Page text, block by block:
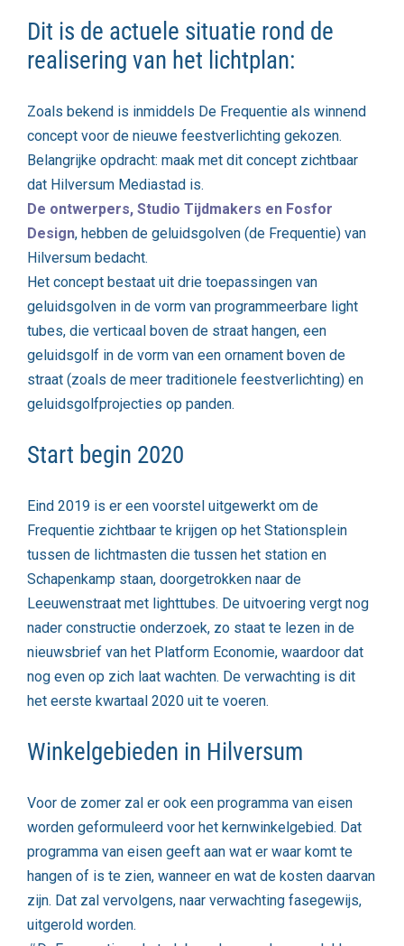
Dit is de actuele situatie rond de
realisering van het lichtplan:
Zoals bekend is inmiddels De Frequentie als winnend
concept voor de nieuwe feestverlichting gekozen.
Belangrijke opdracht: maak met dit concept zichtbaar
dat Hilversum Mediastad is.
De ontwerpers, Studio Tijdmakers en Fosfor
Design, hebben de geluidsgolven (de Frequentie) van
Hilversum bedacht.
Het concept bestaat uit drie toepassingen van
geluidsgolven in de vorm van programmeerbare light
tubes, die verticaal boven de straat hangen, een
geluidsgolf in de vorm van een ornament boven de
straat (zoals de meer traditionele feestverlichting) en
geluidsgolfprojecties op panden.
Start begin 2020
Eind 2019 is er een voorstel uitgewerkt om de
Frequentie zichtbaar te krijgen op het Stationsplein
tussen de lichtmasten die tussen het station en
Schapenkamp staan, doorgetrokken naar de
Leeuwenstraat met lighttubes. De uitvoering vergt nog
nader constructie onderzoek, zo staat te lezen in de
nieuwsbrief van het Platform Economie, waardoor dat
nog even op zich laat wachten. De verwachting is dit
het eerste kwartaal 2020 uit te voeren.
Winkelgebieden in Hilversum
Voor de zomer zal er ook een programma van eisen
worden geformuleerd voor het kernwinkelgebied. Dat
programma van eisen geeft aan wat er waar komt te
hangen of is te zien, wanneer en wat de kosten daarvan
zijn. Dat zal vervolgens, naar verwachting fasegewijs,
uitgerold worden.